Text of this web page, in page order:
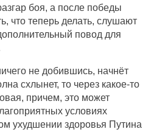
боя, а после победы
что теперь делать, слушают
повод для
не добившись, начнёт
схлынет, то через какое-то
причем, это может
условиях
ухудшении здоровья Путина